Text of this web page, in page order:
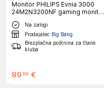
Monitor PHILIPS Evnia 3000
24M2N3200NF gaming monitor
- 60,5cm (23,8"), FHD (1920 x
1080), IPS, 144Hz, 4ms
(GtG)|Gaming
Na zalogi
Prodajalec Big Bang
Brezplačna poštnina za člane
kluba
89 99 €